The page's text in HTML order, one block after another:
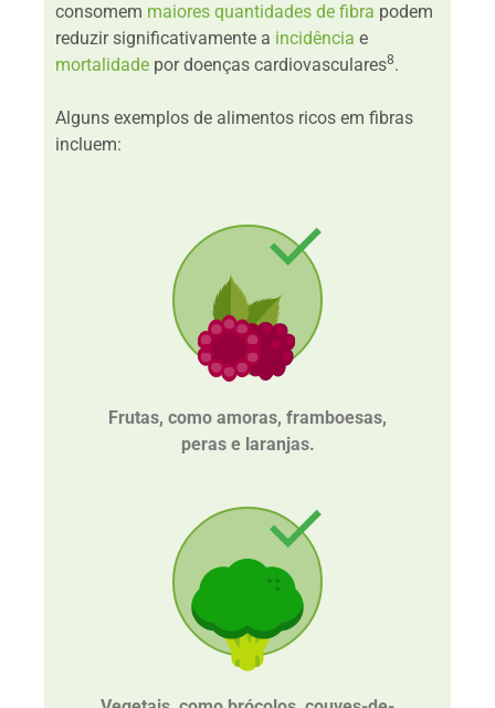
consomem maiores quantidades de fibra podem
reduzir significativamente a incidência e
mortalidade por doenças cardiovasculares8.
Alguns exemplos de alimentos ricos em fibras
incluem:
Frutas, como amoras, framboesas,
peras e laranjas.